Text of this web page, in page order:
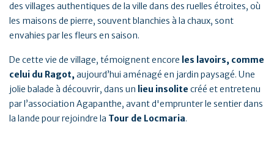
des villages authentiques de la ville dans des ruelles étroites, où
les maisons de pierre, souvent blanchies à la chaux, sont
envahies par les fleurs en saison.
De cette vie de village, témoignent encore les lavoirs, comme
celui du Ragot, aujourd’hui aménagé en jardin paysagé. Une
jolie balade à découvrir, dans un lieu insolite créé et entretenu
par l’association Agapanthe, avant d'emprunter le sentier dans
la lande pour rejoindre la Tour de Locmaria.